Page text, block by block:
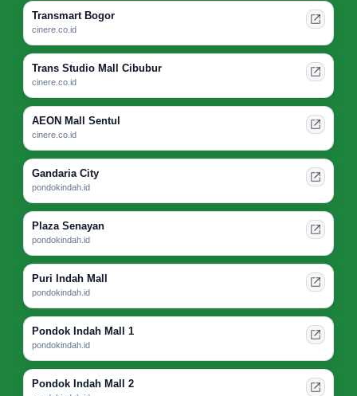
Transmart Bogor
cinere.co.id
Trans Studio Mall Cibubur
cinere.co.id
AEON Mall Sentul
cinere.co.id
Gandaria City
pondokindah.id
Plaza Senayan
pondokindah.id
Puri Indah Mall
pondokindah.id
Pondok Indah Mall 1
pondokindah.id
Pondok Indah Mall 2